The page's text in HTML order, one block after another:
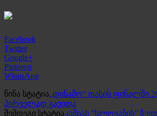
Facebook
Twitter
Google+
Pinterest
WhatsApp
წინა სტატია„დინამო“ თასის ფინალში
პირველად გავიდა
შემდეგი სტატიაკაშიას “სლოვანის”